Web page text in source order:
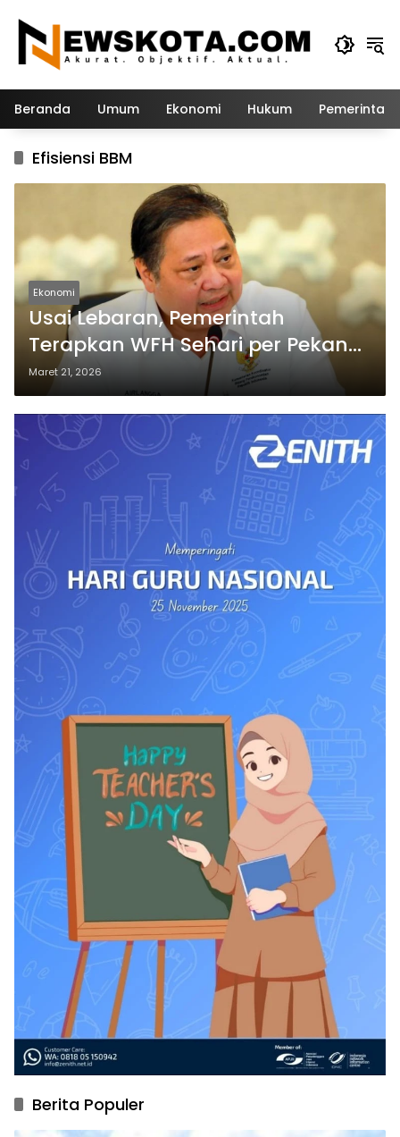
konten
Beranda Umum Ekonomi Hukum
Efisiensi BBM
Ekonomi
Usai Lebaran, Pemerintah
Terapkan WFH Sehari per Pekan
untuk ASN hingga Swasta
Maret 21, 2026
Berita Populer